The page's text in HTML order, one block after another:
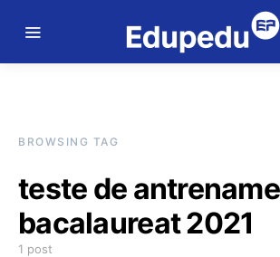
BROWSING TAG
teste de
bacalaureat 2021
1 post